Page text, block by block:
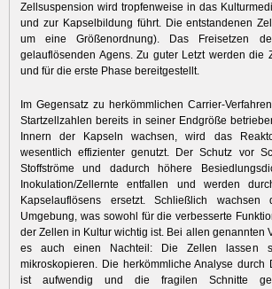
Zellsuspension wird tropfenweise in das
und zur Kapselbildung führt. Die entstandenen
um eine Größenordnung). Das Freisetzen
gelauflösenden Agens. Zu guter Letzt werden
und für die erste Phase bereitgestellt.
Im Gegensatz zu herkömmlichen Carrier-
Startzellzahlen bereits in seiner Endgröße
Innern der Kapseln wachsen, wird das
wesentlich effizienter genutzt. Der Schutz vor
Stoffströme und dadurch höhere
Inokulation/Zell­ernte entfallen und werden
Kapselauflösens ersetzt. Schließlich
Umgebung, was sowohl für die verbesserte
der Zellen in Kultur wichtig ist. Bei allen genannten
es auch einen Nachteil: Die Zellen lassen
mikroskopieren. Die herkömmliche Analyse
ist aufwendig und die fragilen Schnitte